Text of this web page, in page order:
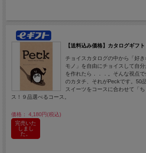
【送料込み価格】カタログギフ
チョイスカタログの中から「好
モノ」を自由にチョイスして自
を作れたら．．．。そんな視点
のカタチ、それがPeckです。50
スイーツをコースに合わせて「
ス！９品選べるコース。
価格： 4,180円(税込)
完売いた
しまし
た。